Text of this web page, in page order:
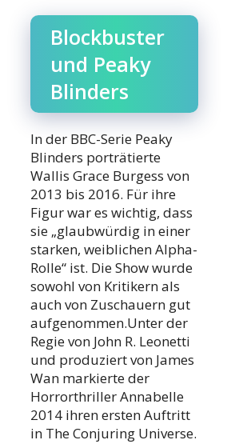
Blockbuster
und Peaky
Blinders
In der BBC-Serie Peaky
Blinders porträtierte
Wallis Grace Burgess von
2013 bis 2016. Für ihre
Figur war es wichtig, dass
sie „glaubwürdig in einer
starken, weiblichen Alpha-
Rolle“ ist. Die Show wurde
sowohl von Kritikern als
auch von Zuschauern gut
aufgenommen.Unter der
Regie von John R. Leonetti
und produziert von James
Wan markierte der
Horrorthriller Annabelle
2014 ihren ersten Auftritt
in The Conjuring Universe.